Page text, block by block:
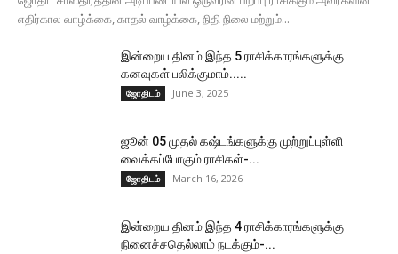
எதிர்கால வாழ்க்கை, காதல் வாழ்க்கை, நிதி நிலை மற்றும்...
இன்றைய தினம் இந்த 5 ராசிக்காரங்களுக்கு
கனவுகள் பலிக்குமாம்.....
ஜோதிடம் June 3, 2025
ஜூன் 05 முதல் கஷ்டங்களுக்கு முற்றுப்புள்ளி
வைக்கப்போகும் ராசிகள்-...
ஜோதிடம் March 16, 2026
இன்றைய தினம் இந்த 4 ராசிக்காரங்களுக்கு
நினைச்சதெல்லாம் நடக்கும்-...